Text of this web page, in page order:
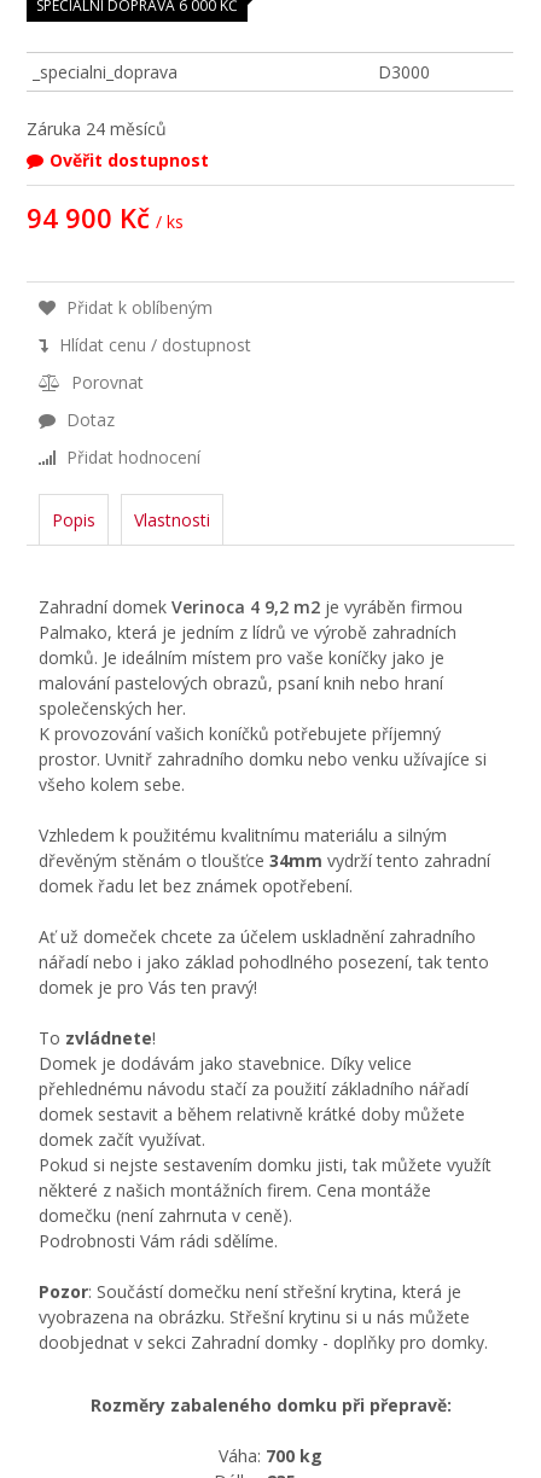
SPECIÁLNÍ DOPRAVA 6 000 KČ
_specialni_doprava D3000
Záruka 24 měsíců
Ověřit dostupnost
94 900 Kč / ks
Přidat k oblíbeným
Hlídat cenu / dostupnost
Porovnat
Dotaz
Přidat hodnocení
Popis Vlastnosti
Zahradní domek Verinoca 4 9,2 m2 je vyráběn firmou
Palmako, která je jedním z lídrů ve výrobě zahradních
domků. Je ideálním místem pro vaše koníčky jako je
malování pastelových obrazů, psaní knih nebo hraní
společenských her.
K provozování vašich koníčků potřebujete příjemný
prostor. Uvnitř zahradního domku nebo venku užívajíce si
všeho kolem sebe.
Vzhledem k použitému kvalitnímu materiálu a silným
dřevěným stěnám o tloušťce34mm vydrží tento zahradní
domek řadu let bez známek opotřebení.
Ať už domeček chcete za účelem uskladnění zahradního
nářadí nebo i jako základ pohodlného posezení, tak tento
domek je pro Vás ten pravý!
To zvládnete!
Domek je dodávám jako stavebnice. Díky velice
přehlednému návodu stačí za použití základního nářadí
domek sestavit a během relativně krátké doby můžete
domek začít využívat.
Pokud si nejste sestavením domku jisti, tak můžete využít
některé z našich montážních firem. Cena montáže
domečku (není zahrnuta v ceně).
Podrobnosti Vám rádi sdělíme.
Pozor: Součástí domečku není střešní krytina, která je
vyobrazena na obrázku. Střešní krytinu si u nás můžete
doobjednat v sekci Zahradní domky - doplňky pro domky.
Rozměry zabaleného domku při přepravě:
Váha: 700 kg